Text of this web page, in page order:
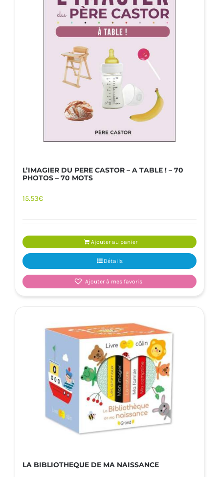
L’IMAGIER DU PERE CASTOR – A TABLE ! – 70
PHOTOS – 70 MOTS
15.53€
Ajouter au panier
Détails
Ajouter à mes favoris
LA BIBLIOTHEQUE DE MA NAISSANCE